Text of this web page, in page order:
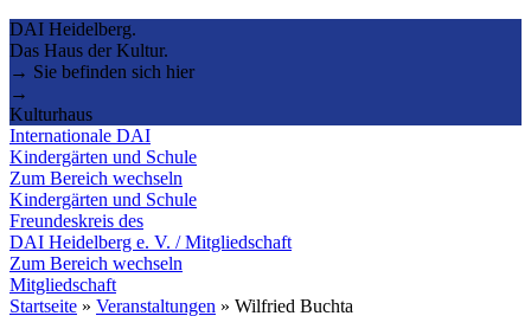
DAI Heidelberg.
Das Haus der Kultur.
→ Sie befinden sich hier
→
Kulturhaus
Internationale DAI
Kindergärten und Schule
Zum Bereich wechseln
Kindergärten und Schule
Freundeskreis des
DAI Heidelberg e. V. / Mitgliedschaft
Zum Bereich wechseln
Mitgliedschaft
Startseite » Veranstaltungen » Wilfried Buchta